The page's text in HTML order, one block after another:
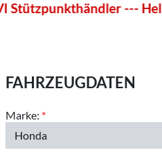
---
FAHRZEUGDATEN
Marke: *